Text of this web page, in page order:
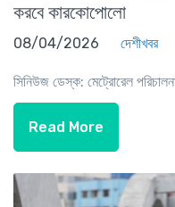
করবে কারকোপোলো
08/04/2026 দেশীখবর
সিনিউজ ডেস্ক: মেট্রোরেল
Read More